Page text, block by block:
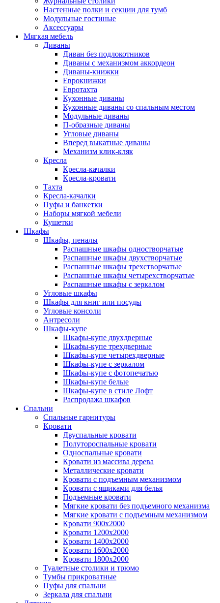
Настенные полки и секции для тумб
Модульные гостиные
Аксессуары
Мягкая мебель
Диваны
Диван без подлокотников
Диваны с механизмом аккордеон
Диваны-книжки
Еврокнижки
Евротахта
Кухонные диваны
Кухонные диваны со спальным местом
Модульные диваны
П-образные диваны
Угловые диваны
Вперед выкатные диваны
Механизм клик-кляк
Кресла
Кресла-качалки
Кресла-кровати
Тахта
Кресла-качалки
Пуфы и банкетки
Наборы мягкой мебели
Кушетки
Шкафы
Шкафы, пеналы
Распашные шкафы одностворчатые
Распашные шкафы двухстворчатые
Распашные шкафы трехстворчатые
Распашные шкафы четырехстворчатые
Распашные шкафы с зеркалом
Угловые шкафы
Шкафы для книг или посуды
Угловые консоли
Антресоли
Шкафы-купе
Шкафы-купе двухдверные
Шкафы-купе трехдверные
Шкафы-купе четырехдверные
Шкафы-купе с зеркалом
Шкафы-купе с фотопечатью
Шкафы-купе белые
Шкафы-купе в стиле Лофт
Распродажа шкафов
Спальни
Спальные гарнитуры
Кровати
Двуспальные кровати
Полутороспальные кровати
Односпальные кровати
Кровати из массива дерева
Металлические кровати
Кровати с подъемным механизмом
Кровати с ящиками для белья
Подъемные кровати
Мягкие кровати без подъемного механизма
Мягкие кровати с подъемным механизмом
Кровати 900х2000
Кровати 1200х2000
Кровати 1400х2000
Кровати 1600х2000
Кровати 1800х2000
Туалетные столики и трюмо
Тумбы прикроватные
Пуфы для спальни
Зеркала для спальни